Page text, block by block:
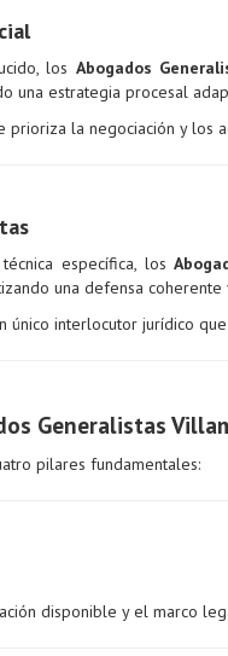
los Abogados
una estrategia procesal
prioriza la negociación y los
específica, los
una defensa coherente
único interlocutor jurídico
Generalistas
pilares fundamentales:
disponible y el marco